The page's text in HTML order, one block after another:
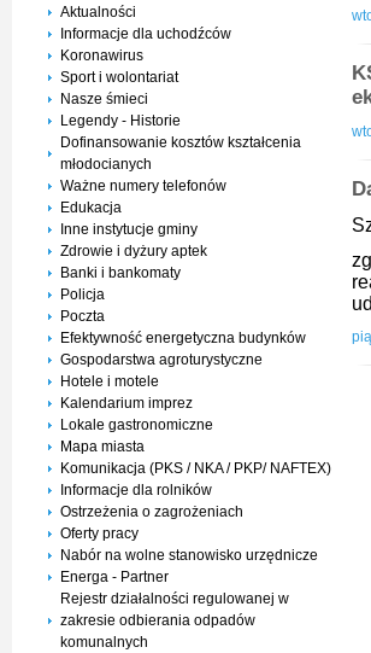
Aktualności
Informacje dla uchodźców
Koronawirus
Sport i wolontariat
Nasze śmieci
Legendy - Historie
Dofinansowanie kosztów kształcenia
młodocianych
Ważne numery telefonów
Edukacja
Inne instytucje gminy
Zdrowie i dyżury aptek
Banki i bankomaty
Policja
Poczta
Efektywność energetyczna budynków
Gospodarstwa agroturystyczne
Hotele i motele
Kalendarium imprez
Lokale gastronomiczne
Mapa miasta
Komunikacja (PKS / NKA / PKP/ NAFTEX)
Informacje dla rolników
Ostrzeżenia o zagrożeniach
Oferty pracy
Nabór na wolne stanowisko urzędnicze
Energa - Partner
Rejestr działalności regulowanej w
zakresie odbierania odpadów
komunalnych